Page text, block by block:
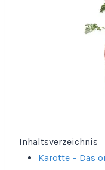
Inhaltsverzeichnis
Karotte – Das